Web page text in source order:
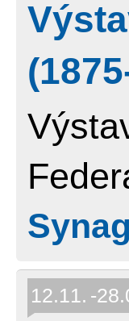
12.11.